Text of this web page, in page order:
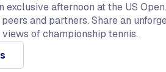
exclusive afternoon at the US
and partners. Share an
of championship tennis.